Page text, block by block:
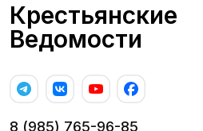
Крестьянские
Ведомости
8 (985) 765-96-85